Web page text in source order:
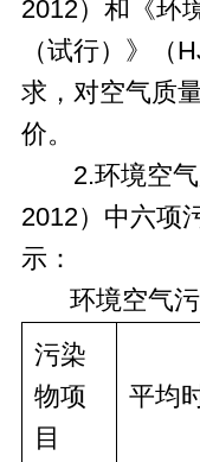
2012）和《环
（试行）》（
求，对空气质
价。
2.环境空气
2012）中六项
示：
环境空气
污染
物项
目
平均